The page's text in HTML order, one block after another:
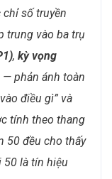
số truyền
trung vào ba trụ
, kỳ vọng
— phản ánh toàn
điều gì” và
tính theo thang
50 đều cho thấy
là tín hiệu